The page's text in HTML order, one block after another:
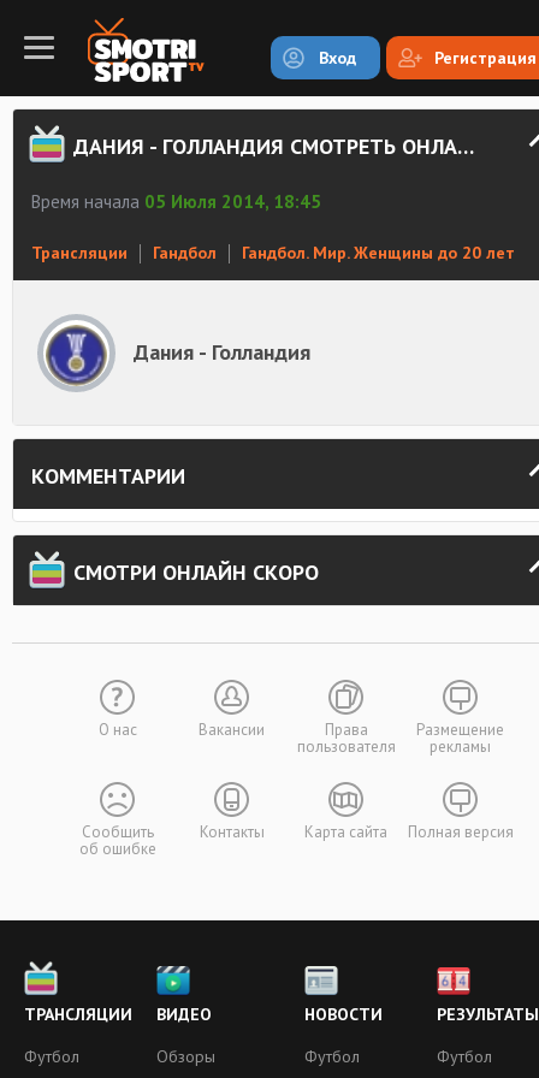
Вход Регистрация
ДАНИЯ - ГОЛЛАНДИЯ СМОТРЕТЬ ОНЛАЙН
Время начала 05 Июля 2014, 18:45
Трансляции Гандбол Гандбол. Мир. Женщины до 20 лет
Дания - Голландия
КОММЕНТАРИИ
СМОТРИ ОНЛАЙН СКОРО
О нас Вакансии
Права
пользователя
Размещение
рекламы
Сообщить
об ошибке
Контакты Карта сайта Полная версия
ТРАНСЛЯЦИИ
Футбол
ВИДЕО
Обзоры
НОВОСТИ
Футбол
РЕЗУЛЬТАТЫ
Футбол